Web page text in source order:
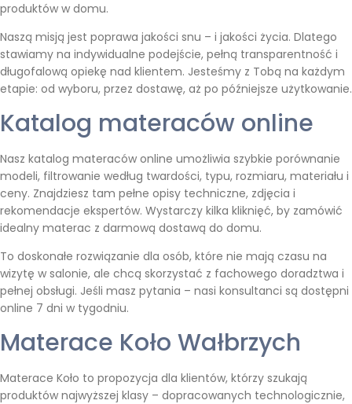
produktów w domu.
Naszą misją jest poprawa jakości snu – i jakości życia. Dlatego
stawiamy na indywidualne podejście, pełną transparentność i
długofalową opiekę nad klientem. Jesteśmy z Tobą na każdym
etapie: od wyboru, przez dostawę, aż po późniejsze użytkowanie.
Katalog materaców online
Nasz katalog materaców online umożliwia szybkie porównanie
modeli, filtrowanie według twardości, typu, rozmiaru, materiału i
ceny. Znajdziesz tam pełne opisy techniczne, zdjęcia i
rekomendacje ekspertów. Wystarczy kilka kliknięć, by zamówić
idealny materac z darmową dostawą do domu.
To doskonałe rozwiązanie dla osób, które nie mają czasu na
wizytę w salonie, ale chcą skorzystać z fachowego doradztwa i
pełnej obsługi. Jeśli masz pytania – nasi konsultanci są dostępni
online 7 dni w tygodniu.
Materace Koło Wałbrzych
Materace Koło to propozycja dla klientów, którzy szukają
produktów najwyższej klasy – dopracowanych technologicznie,